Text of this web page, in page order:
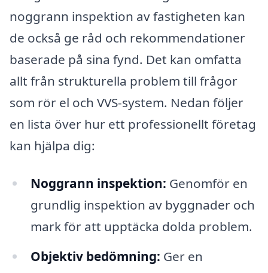
noggrann inspektion av fastigheten kan
de också ge råd och rekommendationer
baserade på sina fynd. Det kan omfatta
allt från strukturella problem till frågor
som rör el och VVS-system. Nedan följer
en lista över hur ett professionellt företag
kan hjälpa dig:
Noggrann inspektion: Genomför en
grundlig inspektion av byggnader och
mark för att upptäcka dolda problem.
Objektiv bedömning: Ger en